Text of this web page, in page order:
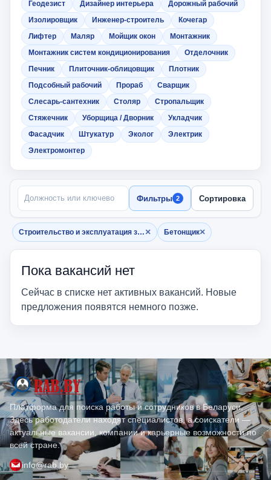
Геодезист
Дизайнер интерьера
Дорожный рабочий
Изолировщик
Инженер-строитель
Кочегар
Лифтер
Маляр Мойщик окон
Монтажник
Монтажник систем кондиционирования
Отделочник
Печник
Плиточник-облицовщик
Плотник
Подсобный рабочий
Прораб
Сварщик
Слесарь-сантехник
Столяр
Стропальщик
Стяжечник
Уборщица / Дворник
Укладчик
Фасадчик
Штукатур Эколог
Электрик
Электромонтер
ПОИСК ПО НАЗВАНИЮ
Фильтры 2 Сортировка
Строительство и эксплуатация зданий ×
Убрать фильтр
Бетонщик×
Убрать фильтр
Пока вакансий нет
Сейчас в списке нет активных вакансий. Новые
предложения появятся немного позже.
Платформа для поиска работы и сотрудников в Беларуси.
Здесь работодатели находят специалистов, а соискатели —
актуальные вакансии, компании и карьерные возможности по
всей стране.
info@rab.by